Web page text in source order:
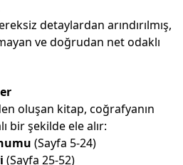
detaylardan arındırılmış,
ve doğrudan net odaklı
oluşan kitap, coğrafyanın
bir şekilde ele alır:
(Sayfa 5-24)
(Sayfa 25-52)